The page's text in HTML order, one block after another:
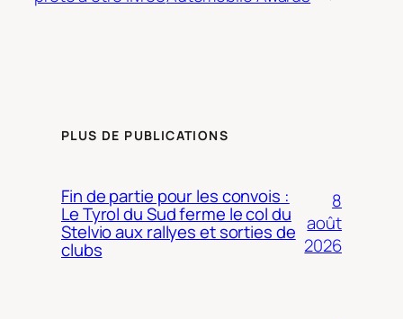
PLUS DE PUBLICATIONS
Fin de partie pour les convois :
Le Tyrol du Sud ferme le col du
Stelvio aux rallyes et sorties de
clubs
8
août
2026